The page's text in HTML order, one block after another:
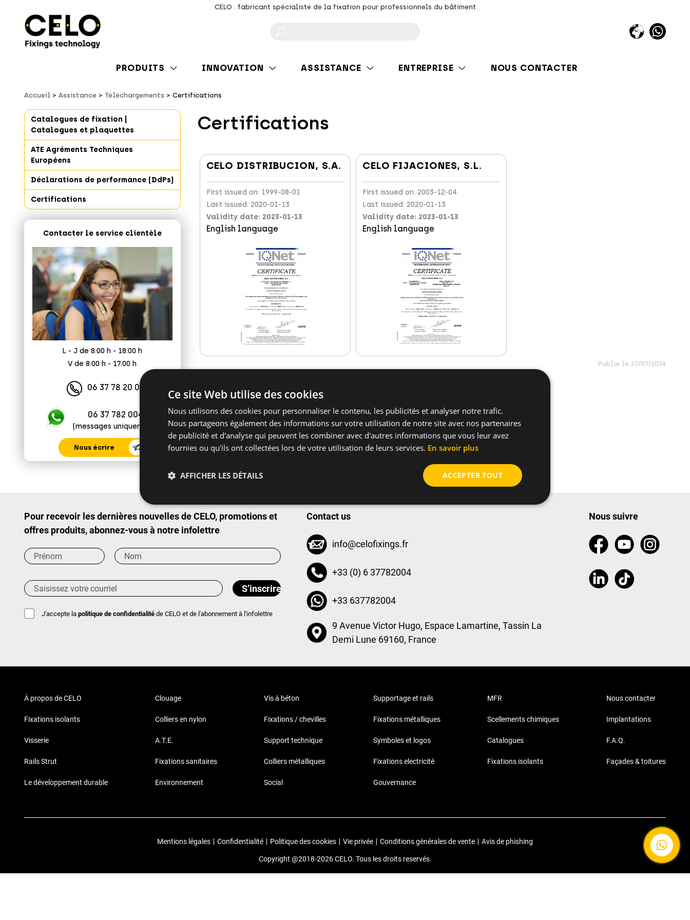
CELO : fabricant spécialiste de la fixation pour professionnels du bâtiment
PRODUITS INNOVATION ASSISTANCE ENTREPRISE NOUS CONTACTER
Accueil Assistance Téléchargements Certifications
Catalogues de fixation |
Catalogues et plaquettes
ATE Agréments Techniques
Européens
Déclarations de performance (DdPs)
Certifications
Contacter le service clientèle
L - J de 8:00 h - 18:00 h
V de 8:00 h - 17:00 h
06 37 78 20 04
06 37 782 004
(messages uniquement)
Nous écrire
Certifications
CELO DISTRIBUCION, S.A.
First issued on: 1999-08-01
Last issued: 2020-01-13
Validity date: 2023-01-13
English language
CELO FIJACIONES, S.L.
First issued on: 2003-12-04
Last issued: 2020-01-13
Validity date: 2023-01-13
English language
Publié le 27/07/2024
Pour recevoir les dernières nouvelles de CELO, promotions et
offres produits, abonnez-vous à notre infolettre
J'accepte la politique de confidentialité de CELO et de l'abonnement à l'infolettre
Contact us
info@celofixings.fr
+33 (0) 6 37782004
+33 637782004
9 Avenue Victor Hugo, Espace Lamartine, Tassin La
Demi Lune 69160, France
Nous suivre
À propos de CELO
Fixations isolants
Visserie
Rails Strut
Le développement durable
Clouage
Colliers en nylon
A.T.E.
Fixations sanitaires
Environnement
Vis à béton
Fixations / chevilles
Support technique
Colliers métalliques
Social
Supportage et rails
Fixations métalliques
Symboles et logos
Fixations electricité
Gouvernance
MFR
Scellements chimiques
Catalogues
Fixations isolants
Nous contacter
Implantations
F.A.Q.
Façades & toitures
Mentions légales | Confidentialité | Politique des cookies | Vie privée | Conditions générales de vente | Avis de phishing
Copyright @2018-2026 CELO. Tous les droits reservés.
Ce site Web utilise des cookies
Nous utilisons des cookies pour personnaliser le contenu, les publicités et analyser notre trafic.
Nous partageons également des informations sur votre utilisation de notre site avec nos partenaires
de publicité et d'analyse qui peuvent les combiner avec d'autres informations que vous leur avez
fournies ou qu'ils ont collectées lors de votre utilisation de leurs services. En savoir plus
ACCEPTER TOUT
AFFICHER LES DÉTAILS